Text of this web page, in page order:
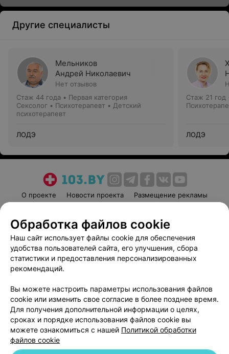
Другие специалисты
Мельников
Андрей Николаевич
Нет отзывов
Стаж 44 года • Первая категория
Сексолог • Психотерапевт • Детский
психотерапевт
ЛОДЭ
Стаж 21 год
ЛОДЭ
О проекте Новости проекта
Размещение рекламы
Пользовательское соглашение
Способы оплаты
Вакансии
Партнеры
Написать руководителю 103.by
Обработка персональных данных
Обработка файлов cookie
Наш сайт использует файлы cookie для обеспечения
удобства пользователей сайта, его улучшения, сбора
статистики и предоставления персонализированных
рекомендаций.
Вы можете настроить параметры использования файлов
cookie или изменить свое согласие в более позднее время.
Для получения дополнительной информации о целях,
сроках и порядке использования файлов cookie вы
можете ознакомиться с нашей Политикой обработки
файлов cookie